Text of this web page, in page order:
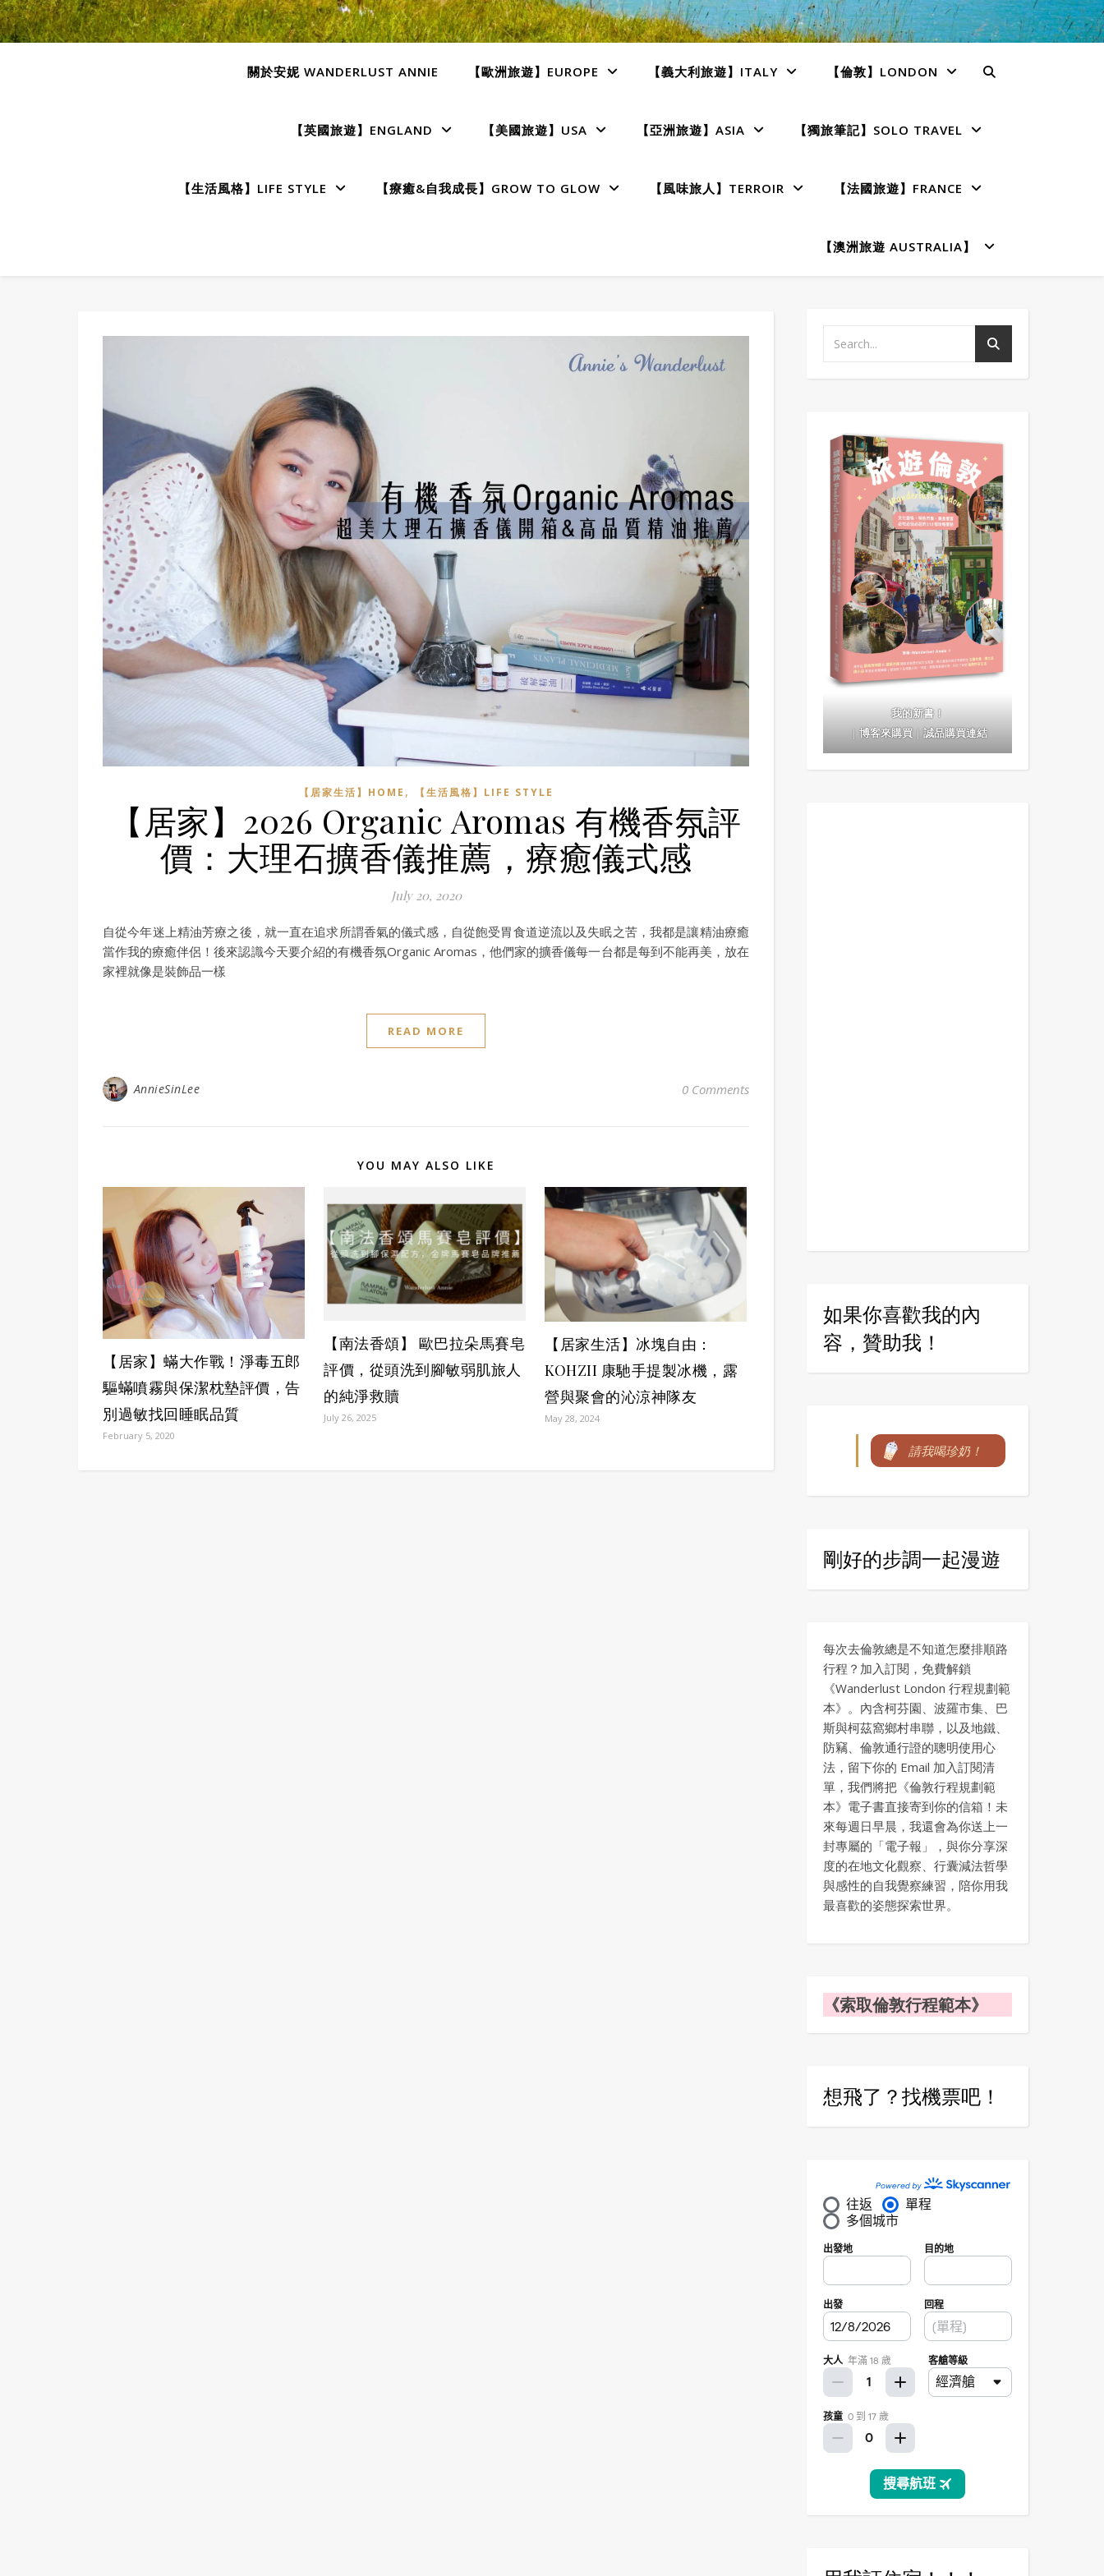
關於安妮 WANDERLUST ANNIE 【歐洲旅遊】EUROPE 【義大利旅遊】ITALY 【倫敦】LONDON
【英國旅遊】ENGLAND 【美國旅遊】USA 【亞洲旅遊】ASIA 【獨旅筆記】SOLO TRAVEL
【生活風格】LIFE STYLE 【療癒&自我成長】GROW TO GLOW 【風味旅人】TERROIR 【法國旅遊】FRANCE
【澳洲旅遊 AUSTRALIA】
【居家生活】HOME , 【生活風格】LIFE STYLE
【居家】2026 Organic Aromas 有機香氛評
價：大理石擴香儀推薦，療癒儀式感
July 20, 2020
自從今年迷上精油芳療之後，就一直在追求所謂香氣的儀式感，自從飽受胃食道逆流以及失眠之苦，我都是讓精油療癒
當作我的療癒伴侶！後來認識今天要介紹的有機香氛Organic Aromas，他們家的擴香儀每一台都是每到不能再美，放在
家裡就像是裝飾品一樣
READ MORE
AnnieSinLee 0 Comments
YOU MAY ALSO LIKE
【居家】蟎大作戰！淨毒五郎
驅蟎噴霧與保潔枕墊評價，告
別過敏找回睡眠品質
February 5, 2020
【南法香頌】 歐巴拉朵馬賽皂
評價，從頭洗到腳敏弱肌旅人
的純淨救贖
July 26, 2025
【居家生活】冰塊自由：
KOHZII 康馳手提製冰機，露
營與聚會的沁涼神隊友
May 28, 2024
我的新書！
｜博客來購買｜誠品購買連結
如果你喜歡我的內
容，贊助我！
請我喝珍奶！
剛好的步調一起漫遊
每次去倫敦總是不知道怎麼排順路
行程？加入訂閱，免費解鎖
《Wanderlust London 行程規劃範
本》。內含柯芬園、波羅市集、巴
斯與柯茲窩鄉村串聯，以及地鐵、
防竊、倫敦通行證的聰明使用心
法，留下你的 Email 加入訂閱清
單，我們將把《倫敦行程規劃範
本》電子書直接寄到你的信箱！未
來每週日早晨，我還會為你送上一
封專屬的「電子報」，與你分享深
度的在地文化觀察、行囊減法哲學
與感性的自我覺察練習，陪你用我
最喜歡的姿態探索世界。
《索取倫敦行程範本》
想飛了？找機票吧！